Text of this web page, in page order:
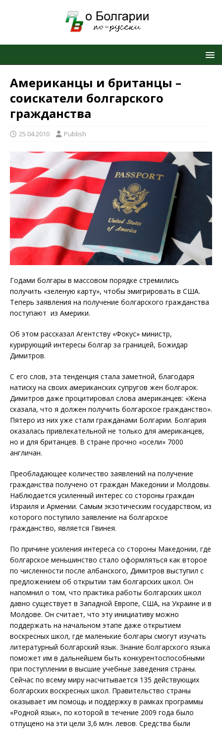
Американцы и британцы –
соискатели болгарского
гражданства
25.04.2010 Publish
Годами болгары в массовом порядке стремились
получить «зеленую карту», чтобы эмигрировать в США.
Теперь заявления на получение болгарского гражданства
поступают из Америки.
Об этом рассказал Агентству «Фокус» министр,
курирующий интересы болгар за границей, Божидар
Димитров.
С его слов, эта тенденция стала заметной, благодаря
натиску на своих американских супругов жен болгарок.
Димитров даже процитировал слова американцев: «Жена
сказала, что я должен получить болгарское гражданство».
Пятеро из них уже стали гражданами Болгарии. Болгария
оказалась привлекательной не только для американцев,
но и для британцев. В стране прочно «осели» 7000
англичан.
Преобладающее количество заявлений на получение
гражданства получено от граждан Македонии и Молдовы.
Наблюдается усиленный интерес со стороны граждан
Израиля и Армении. Самым экзотическим государством, из
которого поступило заявление на болгарское
гражданство, является Гвинея.
По причине усиления интереса со стороны Македонии, где
болгарское меньшинство стало оформляться как второе
по численности после албанского, Димитров выступил с
предложением об открытии там болгарских школ. Он
напомнил о том, что практика работы болгарских школ
давно существует в Западной Европе, США, на Украине и в
Молдове. Он считает, что эту инициативу можно
поддержать на начальном этапе даже открытием
воскресных школ, где маленькие болгары смогут изучать
литературный болгарский язык. Знание болгарского языка
поможет им в дальнейшем быть конкурентоспособными
при поступлении в высшие учебные заведения страны.
Сейчас по всему миру насчитывается 135 действующих
болгарских воскресных школ. Правительство страны
оказывает им помощь и поддержку в рамках программы
«Родной язык», по которой в течение 2009 года было
отпущено на эти цели 3,6 млн. левов. Средства были